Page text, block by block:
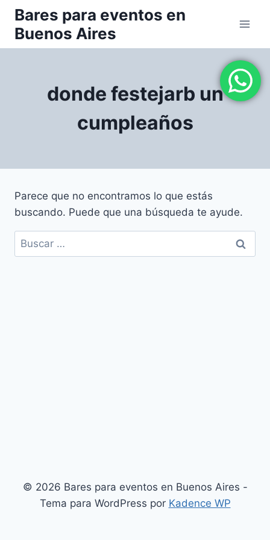
Saltar
contenido
Bares para eventos en
Buenos Aires
donde festejarb un
cumpleaños
Parece que no encontramos lo que estás
buscando. Puede que una búsqueda te ayude.
Buscar:
© 2026 Bares para eventos en Buenos Aires -
Tema para WordPress por Kadence WP